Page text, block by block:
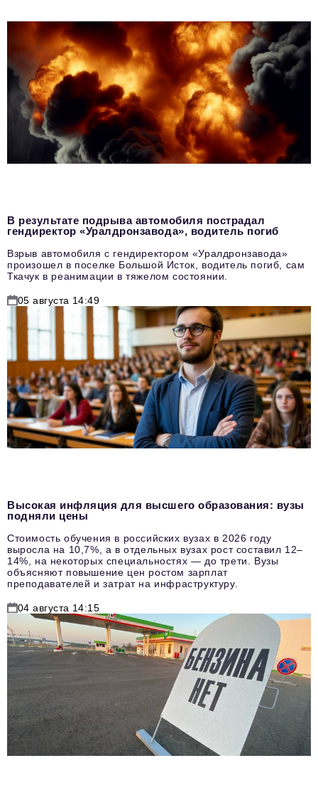
В результате подрыва автомобиля пострадал
гендиректор «Уралдронзавода», водитель погиб
Взрыв автомобиля с гендиректором «Уралдронзавода»
произошел в поселке Большой Исток, водитель погиб, сам
Ткачук в реанимации в тяжелом состоянии.
05 августа 14:49
Высокая инфляция для высшего образования: вузы
подняли цены
Стоимость обучения в российских вузах в 2026 году
выросла на 10,7%, а в отдельных вузах рост составил 12–
14%, на некоторых специальностях — до трети. Вузы
объясняют повышение цен ростом зарплат
преподавателей и затрат на инфраструктуру.
04 августа 14:15